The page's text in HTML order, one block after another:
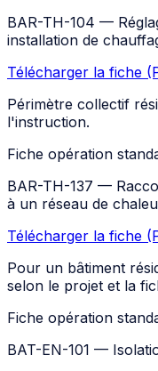
BAR-TH-104 —
installation de
Télécharger la fiche
Périmètre collectif
l'instruction.
Fiche opération
BAR-TH-137 —
à un réseau de
Télécharger la fiche
Pour un bâtiment
selon le projet et la
Fiche opération
BAT-EN-101 —